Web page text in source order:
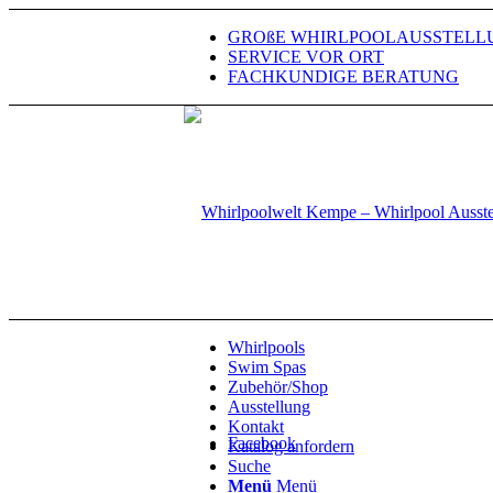
GROßE
SERVICE VOR ORT
FACHKUNDIGE BERATUNG
Facebook
Whirlpools
Swim Spas
Zubehör/Shop
Ausstellung
Kontakt
Katalog anfordern
Suche
Menü Menü